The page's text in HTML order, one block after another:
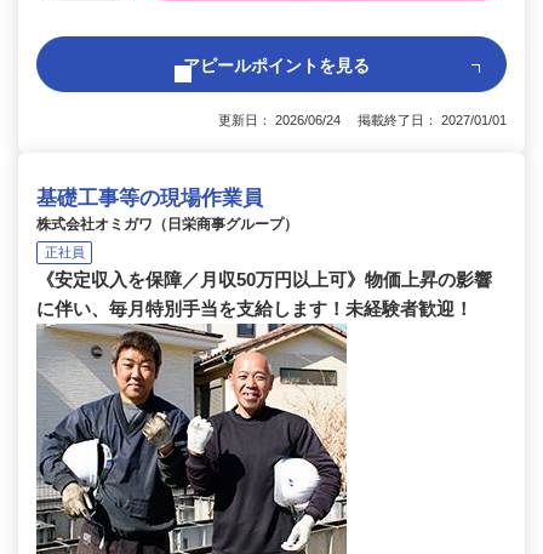
アピールポイントを見る
更新日： 2026/06/24 掲載終了日： 2027/01/01
基礎工事等の現場作業員
株式会社オミガワ（日栄商事グループ）
正社員
《安定収入を保障／月収50万円以上可》物価上昇の影響
に伴い、毎月特別手当を支給します！未経験者歓迎！